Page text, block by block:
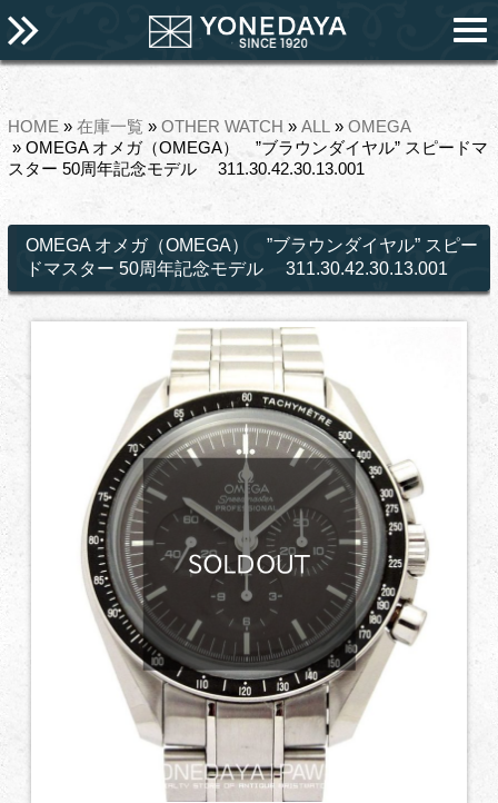
HOME » 在庫一覧 » OTHER WATCH » ALL » OMEGA
» OMEGA オメガ（OMEGA） ”ブラウンダイヤル” スピードマ
スター 50周年記念モデル 311.30.42.30.13.001
OMEGA オメガ（OMEGA） ”ブラウンダイヤル” スピー
ドマスター 50周年記念モデル 311.30.42.30.13.001